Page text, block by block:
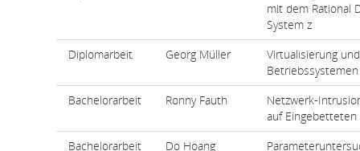
mit dem Rational
System z
Diplomarbeit
Georg Müller
Virtualisierung
Bachelorarbeit
Ronny Fauth
Netzwerk-
auf Eingebetteten
Bachelorarbeit
Do Hoang